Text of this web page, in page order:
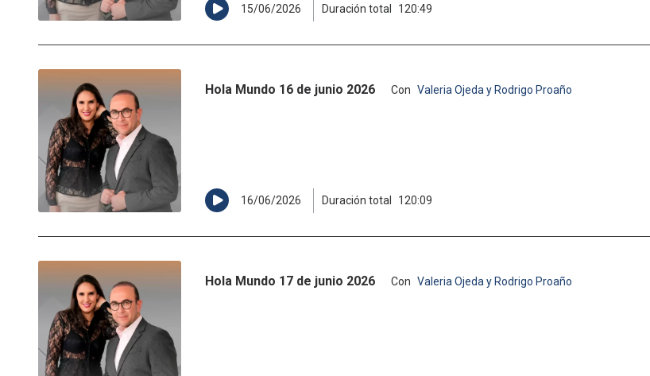
15/06/2026 Duración total 120:49
Hola Mundo 16 de junio 2026 Con Valeria Ojeda y Rodrigo Proaño
16/06/2026 Duración total 120:09
Hola Mundo 17 de junio 2026 Con Valeria Ojeda y Rodrigo Proaño